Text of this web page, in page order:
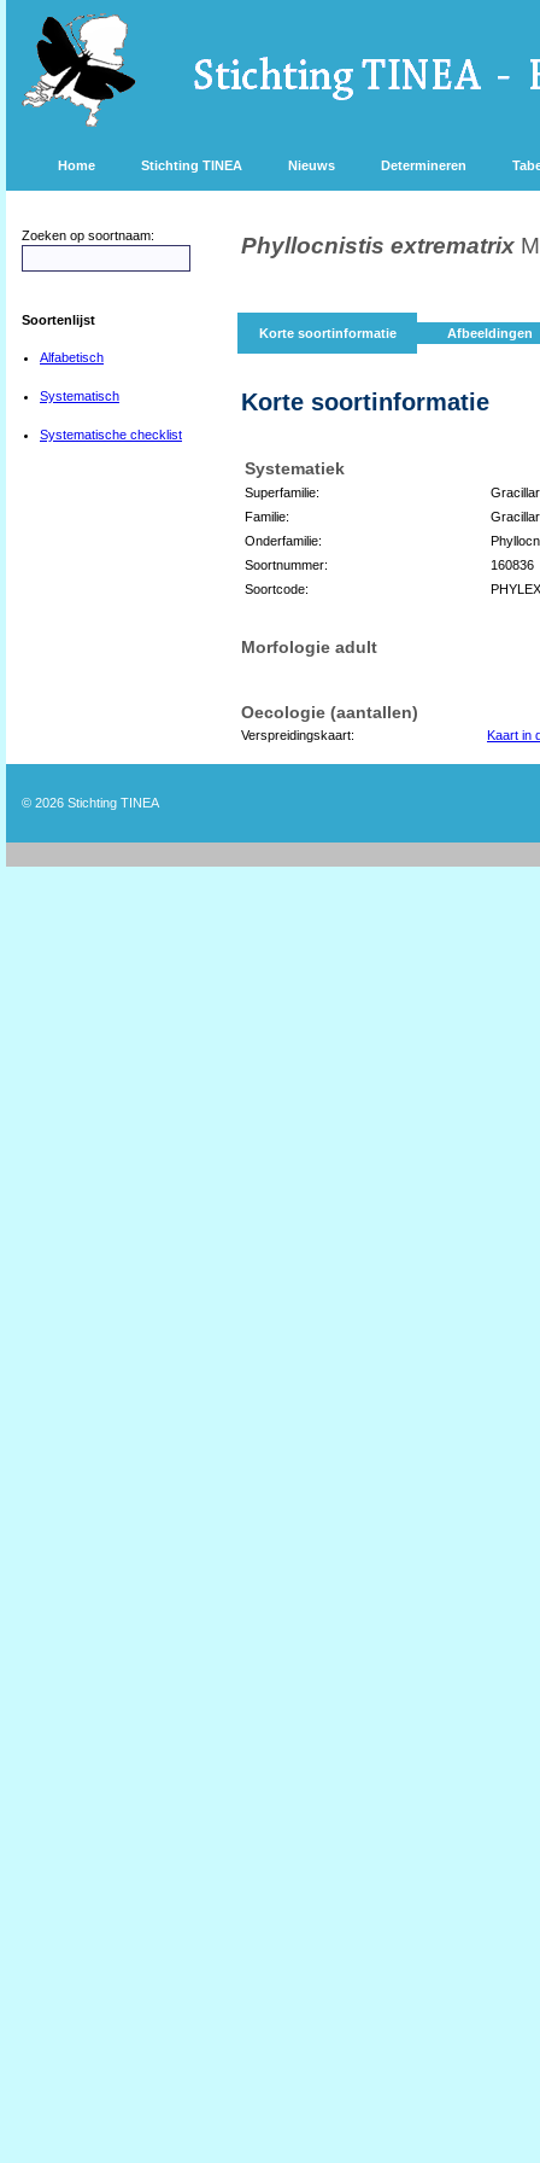
Home Stichting TINEA Nieuws Determineren
Zoeken op soortnaam:
Soortenlijst
Alfabetisch
Systematisch
Systematische checklist
Phyllocnistis extrematrix
Korte soortinformatie Afbeeldingen
Korte soortinformatie
Systematiek
Superfamilie:
Familie:
Onderfamilie:
Soortnummer:
160836
Soortcode:
Morfologie adult
Oecologie (aantallen)
Verspreidingskaart: Kaart in
© 2026 Stichting TINEA